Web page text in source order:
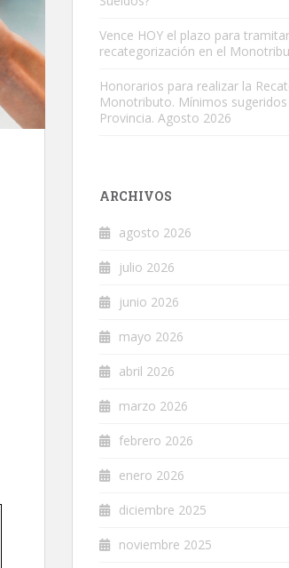
Vence HOY el plazo para
recategorización en el
Honorarios para realizar la
Monotributo. Mínimos
Provincia. Agosto 2026
ARCHIVOS
agosto 2026
julio 2026
junio 2026
mayo 2026
abril 2026
marzo 2026
febrero 2026
enero 2026
diciembre 2025
noviembre 2025